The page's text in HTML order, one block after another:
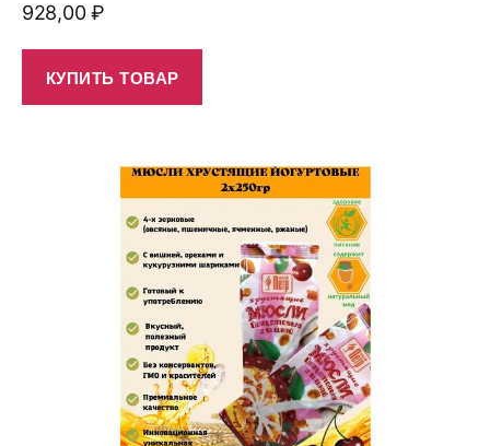
928,00₽
КУПИТЬ ТОВАР